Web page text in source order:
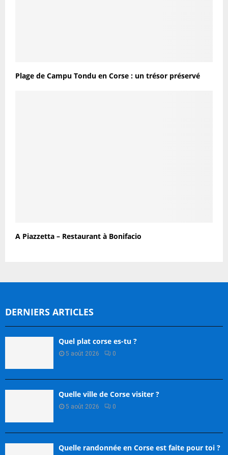
Plage de Campu Tondu en Corse : un trésor préservé
A Piazzetta – Restaurant à Bonifacio
DERNIERS ARTICLES
Quel plat corse es-tu ?
5 août 2026 0
Quelle ville de Corse visiter ?
5 août 2026 0
Quelle randonnée en Corse est faite pour toi ?